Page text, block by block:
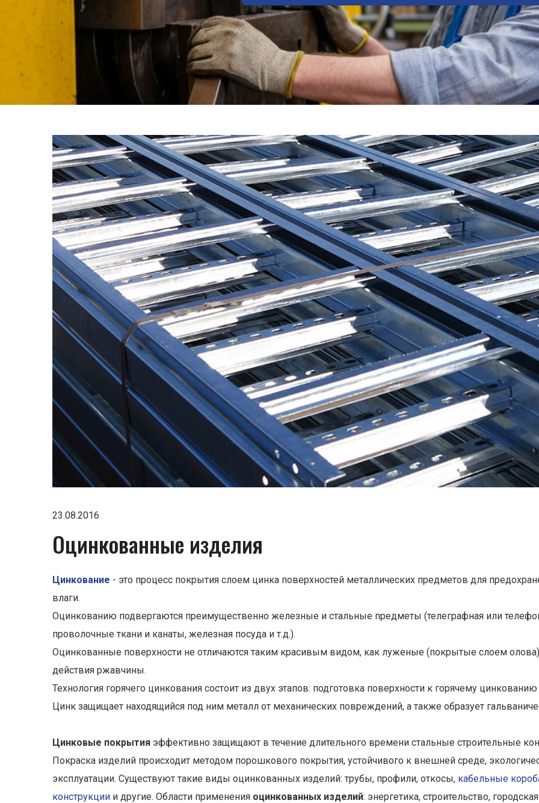
23.08.2016
Оцинкованные изделия
Цинкование - это процесс покрытия слоем цинка поверхностей металлических предметов для
влаги.
Оцинкованию подвергаются преимущественно железные и стальные предметы (телеграфная или
проволочные ткани и канаты, железная посуда и т.д.).
Оцинкованные поверхности не отличаются таким красивым видом, как луженые (покрытые слоем
действия ржавчины.
Технология горячего цинкования состоит из двух этапов: подготовка поверхности к горячему
Цинк защищает находящийся под ним металл от механических повреждений, а также образует
Цинковые покрытия эффективно защищают в течение длительного времени стальные строительные
Покраска изделий происходит методом порошкового покрытия, устойчивого к внешней среде,
эксплуатации. Существуют такие виды оцинкованных изделий: трубы, профили, откосы, кабельные
конструкции и другие. Области применения оцинкованных изделий: энергетика, строительство,